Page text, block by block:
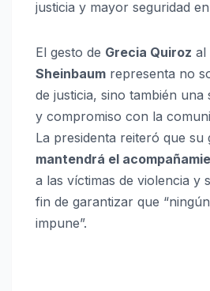
justicia y mayor seguridad
El gesto de Grecia Quiroz al
Sheinbaum representa no
de justicia, sino también una
y compromiso con la
La presidenta reiteró que su
mantendrá el
a las víctimas de violencia y
fin de garantizar que
impune”.